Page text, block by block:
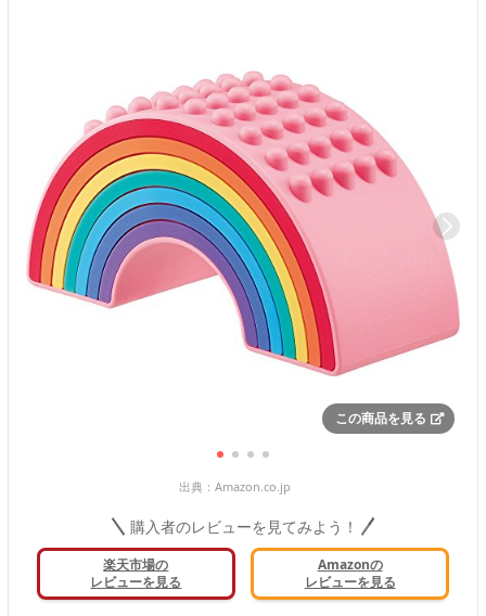
この商品を見る
出典： Amazon.co.jp
購入者のレビューを見てみよう！
楽天市場の
レビューを見る
Amazonの
レビューを見る